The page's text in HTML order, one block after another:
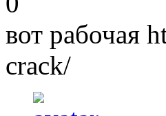
вот рабочая
crack/